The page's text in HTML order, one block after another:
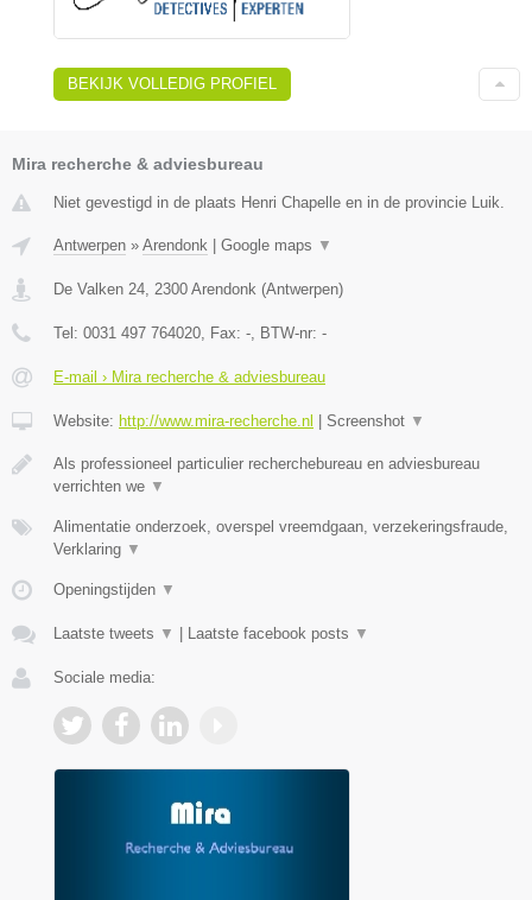
BEKIJK VOLLEDIG PROFIEL
Mira recherche & adviesbureau
Niet gevestigd in de plaats Henri Chapelle en in de provincie Luik.
Antwerpen » Arendonk Google maps ▼
De Valken 24, 2300 Arendonk (Antwerpen)
Tel: 0031 497 764020, Fax: -, BTW-nr: -
E-mail › Mira recherche & adviesbureau
Website: http://www.mira-recherche.nl Screenshot ▼
Als professioneel particulier recherchebureau en adviesbureau
verrichten we ▼
Alimentatie onderzoek, overspel vreemdgaan, verzekeringsfraude,
Verklaring ▼
Openingstijden ▼
Laatste tweets ▼ Laatste facebook posts ▼
Sociale media: